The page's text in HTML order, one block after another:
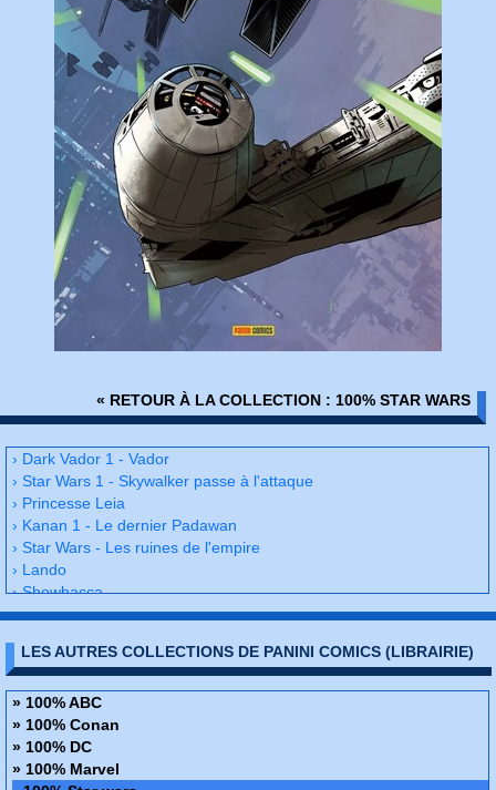
« RETOUR À LA COLLECTION : 100% STAR WARS
› Dark Vador 1 - Vador
› Star Wars 1 - Skywalker passe à l'attaque
› Princesse Leia
› Kanan 1 - Le dernier Padawan
› Star Wars - Les ruines de l'empire
› Lando
› Shewbacca
› Star Wars 2
› Kanan 2 - Le dernier padawan
› Obi-wan et Anakin
› Star Wars - Un nouvel éspoir
› Vador abattu
› L'empire contre-attaque
› Star Wars - Le retour du Jedi
LES AUTRES COLLECTIONS DE PANINI COMICS (LIBRAIRIE)
» 100% ABC
» 100% Conan
» 100% DC
» 100% Marvel